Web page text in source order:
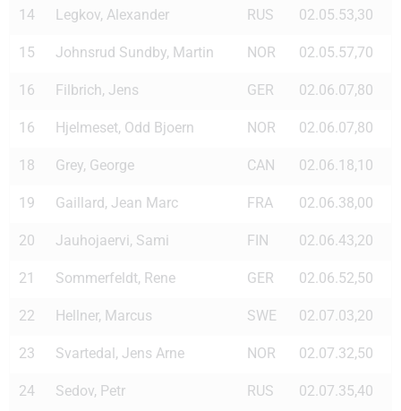
14 Legkov, Alexander RUS 02.05.53,30
15 Johnsrud Sundby, Martin NOR 02.05.57,70
16 Filbrich, Jens GER 02.06.07,80
16 Hjelmeset, Odd Bjoern NOR 02.06.07,80
18 Grey, George CAN 02.06.18,10
19 Gaillard, Jean Marc FRA 02.06.38,00
20 Jauhojaervi, Sami FIN 02.06.43,20
21 Sommerfeldt, Rene GER 02.06.52,50
22 Hellner, Marcus SWE 02.07.03,20
23 Svartedal, Jens Arne NOR 02.07.32,50
24 Sedov, Petr RUS 02.07.35,40